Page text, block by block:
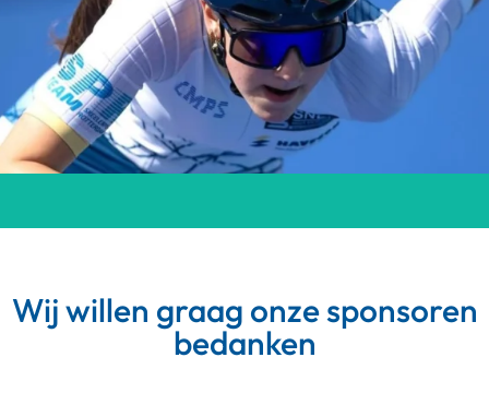
Wij willen graag onze sponsoren
bedanken